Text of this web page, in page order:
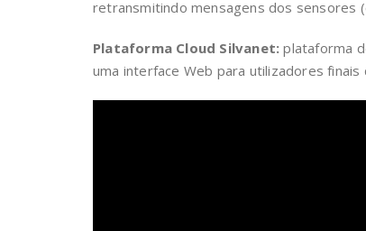
retransmitindo mensagens dos sensores
Plataforma Cloud Silvanet: plataforma
uma interface Web para utilizadores